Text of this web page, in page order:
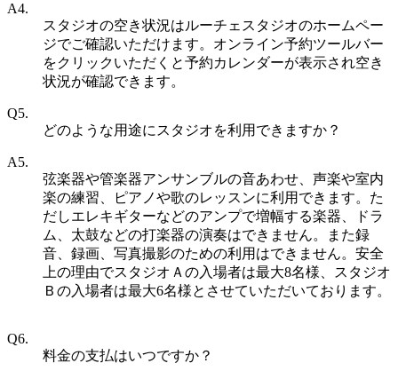
A4.
スタジオの空き状況はルーチェスタジオのホームペー
ジでご確認いただけます。オンライン予約ツールバー
をクリックいただくと予約カレンダーが表示され空き
状況が確認できます。
Q5.
どのような用途にスタジオを利用できますか？
A5.
弦楽器や管楽器アンサンブルの音あわせ、声楽や室内
楽の練習、ピアノや歌のレッスンに利用できます。 た
だしエレキギターなどのアンプで増幅する楽器、ドラ
ム、太鼓などの打楽器の演奏はできません。
また録
音、録画、写真撮影のための利用はできません。安全
上の理由でスタジオＡの入場者は最大8名様、スタジオ
Ｂの入場者は最大6名様とさせていただいております。
Q6.
料金の支払はいつですか？